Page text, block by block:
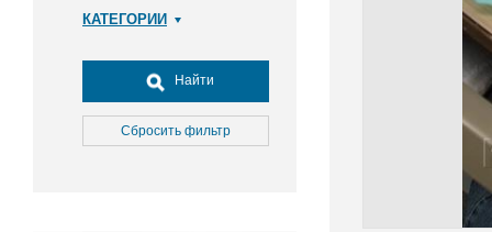
КАТЕГОРИИ
Досуг, туризм и отдых
Культура
Медицина
Найти
Сбросить фильтр